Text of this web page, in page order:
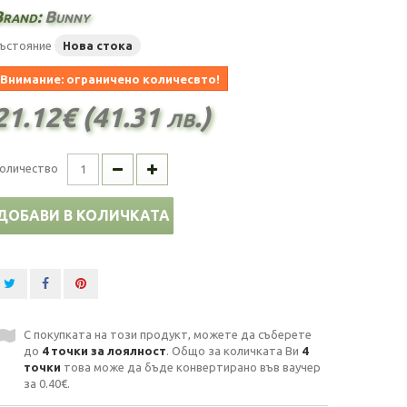
Bunny
Нова стока
Внимание: ограничено количесвто!
(41.31 лв.)
В КОЛИЧКАТА
С покупката на този продукт, можете да съберете
до 4точки за лоялност. Общо за количката Ви 4
точки това може да бъде конвертирано във ваучер
за 0.40€.